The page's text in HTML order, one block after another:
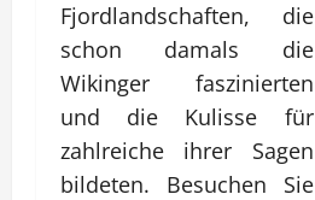
Fjordlandschaften, die
schon damals die
Wikinger faszinierten
und die Kulisse für
zahlreiche ihrer Sagen
bildeten. Besuchen Sie